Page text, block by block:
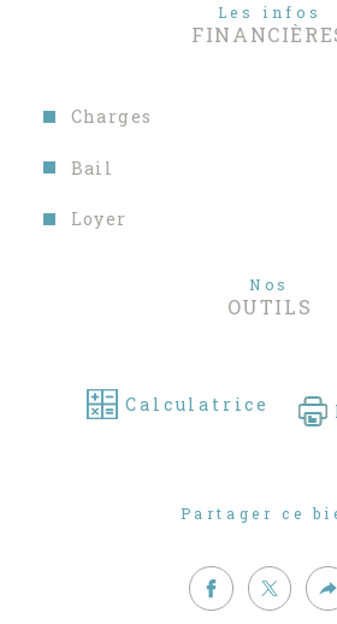
Les infos
Charges
Bail
Loyer
Nos
OUTILS
Calculatrice
Partager ce